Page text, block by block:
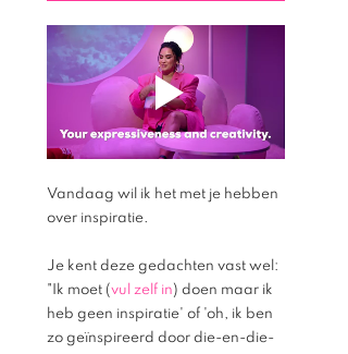
Vandaag wil ik het met je hebben
over inspiratie.
Je kent deze gedachten vast wel:
"Ik moet (vul zelf in ) doen maar ik
heb geen inspiratie' of 'oh, ik ben
zo geïnspireerd door die-en-die-